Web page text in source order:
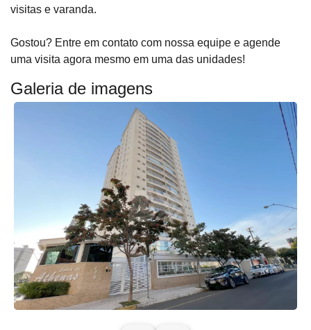
visitas e varanda.
Gostou? Entre em contato com nossa equipe e agende
uma visita agora mesmo em uma das unidades!
Galeria de imagens